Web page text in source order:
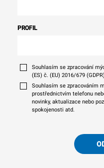
PROFIL
Souhlasím se zpracování
(ES) č. (EU) 2016/679
Souhlasím se zpracováním
prostřednictvím telefonu
novinky, aktualizace nebo
spokojenosti atd.